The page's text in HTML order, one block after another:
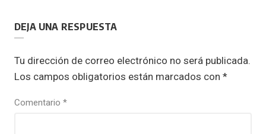
DEJA UNA RESPUESTA
Tu dirección de correo electrónico no será publicada.
Los campos obligatorios están marcados con *
Comentario *